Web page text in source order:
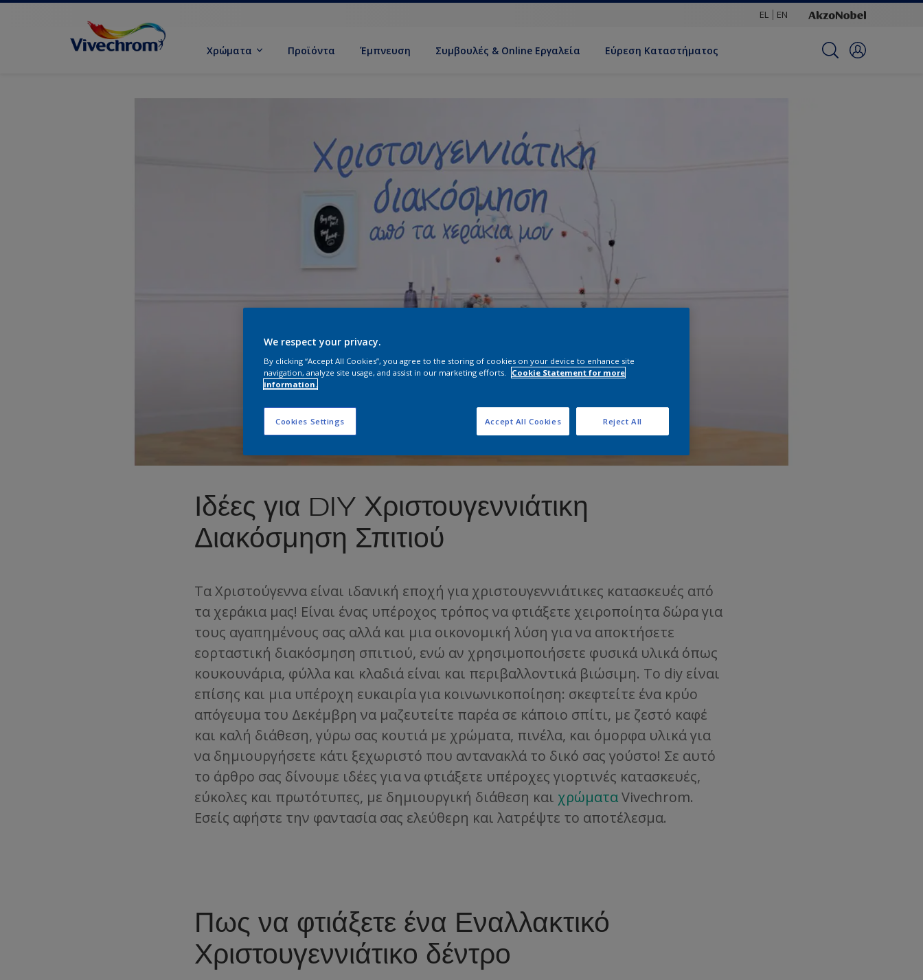
EL EN
Χρώματα Προϊόντα Έμπνευση Συμβουλές & Online Εργαλεία Εύρεση Καταστήματος
Ιδέες για DIY Χριστουγεννιάτικη
Διακόσμηση Σπιτιού
Τα Χριστούγεννα είναι ιδανική εποχή για χριστουγεννιάτικες κατασκευές από
τα χεράκια μας! Είναι ένας υπέροχος τρόπος να φτιάξετε χειροποίητα δώρα για
τους αγαπημένους σας αλλά και μια οικονομική λύση για να αποκτήσετε
εορταστική διακόσμηση σπιτιού, ενώ αν χρησιμοποιήσετε φυσικά υλικά όπως
κουκουνάρια, φύλλα και κλαδιά είναι και περιβαλλοντικά βιώσιμη. Το diy είναι
επίσης και μια υπέροχη ευκαιρία για κοινωνικοποίηση: σκεφτείτε ένα κρύο
απόγευμα του Δεκέμβρη να μαζευτείτε παρέα σε κάποιο σπίτι, με ζεστό καφέ
και καλή διάθεση, γύρω σας κουτιά με χρώματα, πινέλα, και όμορφα υλικά για
να δημιουργήσετε κάτι ξεχωριστό που αντανακλά το δικό σας γούστο! Σε αυτό
το άρθρο σας δίνουμε ιδέες για να φτιάξετε υπέροχες γιορτινές κατασκευές,
εύκολες και πρωτότυπες, με δημιουργική διάθεση και χρώματαVivechrom.
Εσείς αφήστε την φαντασία σας ελεύθερη και λατρέψτε το αποτέλεσμα.
Πως να φτιάξετε ένα Εναλλακτικό
Χριστουγεννιάτικο δέντρο
We respect your privacy.
By clicking “Accept All Cookies”, you agree to the storing of cookies on your device to enhance site
navigation, analyze site usage, and assist in our marketing efforts.
Cookie Statement for more
information.
Cookies Settings Reject All
Accept All Cookies